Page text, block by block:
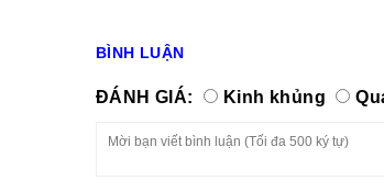
BÌNH LUẬN
ĐÁNH GIÁ: Kinh khủng